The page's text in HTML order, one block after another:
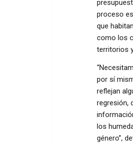
proceso
que
como los
territorios
por sí
reflejan
regresión,
los
género”,